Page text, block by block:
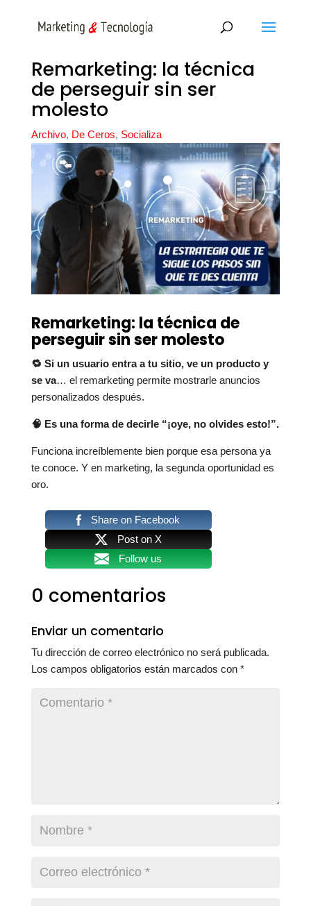
Remarketing: la técnica
de perseguir sin ser
molesto
Archivo, De Ceros, Socializa
Remarketing: la técnica de
perseguir sin ser molesto
🔁 Si un usuario entra a tu sitio, ve un producto y
se va… el remarketing permite mostrarle anuncios
personalizados después.
🧠 Es una forma de decirle “¡oye, no olvides esto!”.
Funciona increíblemente bien porque esa persona ya
te conoce. Y en marketing, la segunda oportunidad es
oro.
Share on Facebook
Post on X
Follow us
0 comentarios
Enviar un comentario
Tu dirección de correo electrónico no será publicada.
Los campos obligatorios están marcados con *